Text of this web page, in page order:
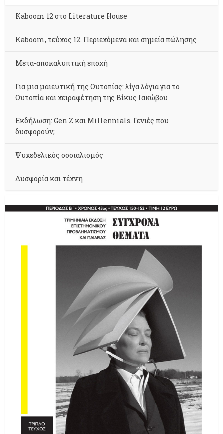
Kaboom 12 στο Literature House
Kaboom, τεύχος 12. Περιεχόμενα και σημεία πώλησης
Μετα-αποκαλυπτική εποχή
Για μια μαιευτική της Ουτοπίας: λίγα λόγια για το
Ουτοπία και χειραφέτηση της Βίκυς Ιακώβου
Εκδήλωση: Gen Z και Millennials. Γενιές που
δυσφορούν;
Ψυχεδελικός σοσιαλισμός
Δυσφορία και τέχνη